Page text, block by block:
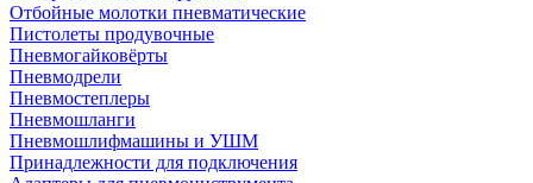
Отбойные молотки пневматические
Пистолеты продувочные
Пневмогайковёрты
Пневмодрели
Пневмостеплеры
Пневмошланги
Пневмошлифмашины и УШМ
Принадлежности для подключения